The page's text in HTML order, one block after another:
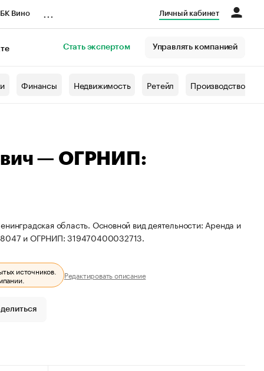
Вино Личный кабинет
Стать экспертом Управлять компанией
Финансы Недвижимость Ретейл Производство
— ОГРНИП:
область. Основной вид деятельности: Аренда и
и ОГРНИП: 319470400032713.
источников.
Редактировать описание